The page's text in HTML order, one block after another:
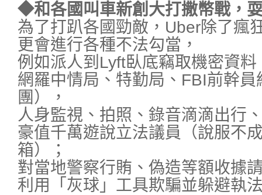
◆和各國叫車新創大打撒幣戰，
為了打趴各國勁敵，Uber除了瘋
更會進行各種不法勾當，
例如派人到Lyft臥底竊取機密資料
網羅中情局、特勤局、FBI前幹
團），
人身監視、拍照、錄音滴滴出行
豪值千萬遊說立法議員（說服不
箱）；
對當地警察行賄、偽造等額收據
利用「灰球」工具欺騙並躲避